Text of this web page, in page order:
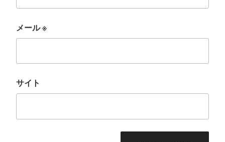
メール※
サイト